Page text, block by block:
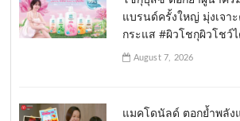
แบรนด์ครั้งใหญ่ มุ่งเจา
กระแส #ผิวโชกุผิวโชว์
August 7, 2026
แมคโดนัลด์ ตอกย้ำพลัง